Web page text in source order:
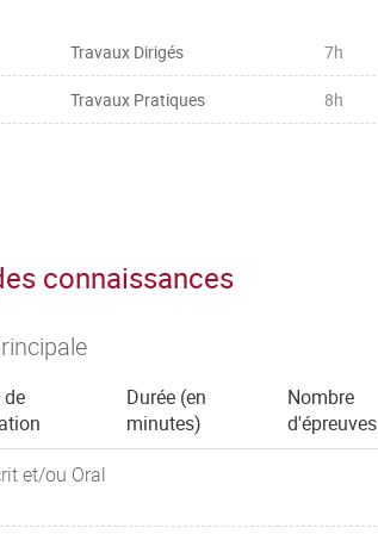
du marketing, de la vente, de la
Travaux Dirigés 7h
Travaux Pratiques 8h
connaissances
de
Durée (en
minutes)
Nombre
d'épreuves
et/ou Oral